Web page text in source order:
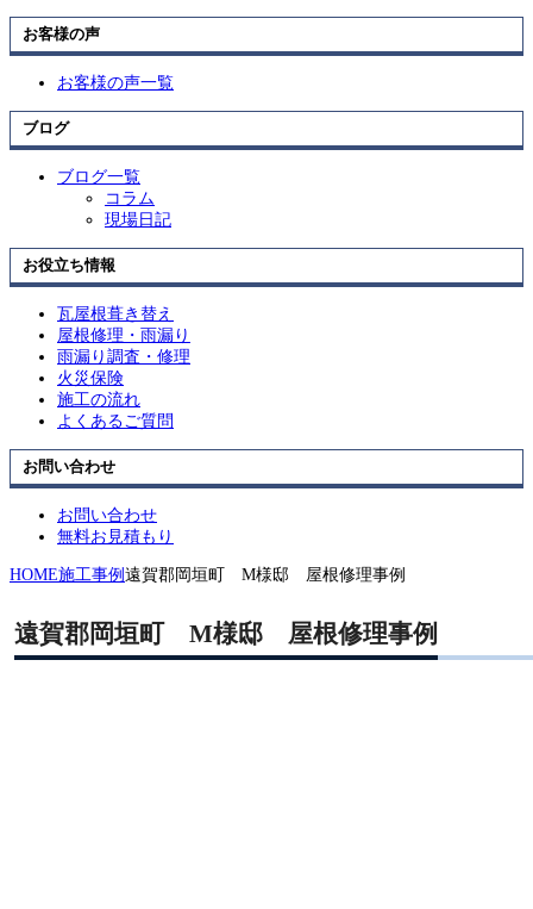
お客様の声
お客様の声一覧
ブログ
ブログ一覧
コラム
現場日記
お役立ち情報
瓦屋根葺き替え
屋根修理・雨漏り
雨漏り調査・修理
火災保険
施工の流れ
よくあるご質問
お問い合わせ
お問い合わせ
無料お見積もり
HOME施工事例 遠賀郡岡垣町 M様邸 屋根修理事例
遠賀郡岡垣町 M様邸 屋根修理事例